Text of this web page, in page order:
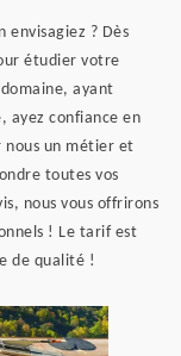
envisagiez ? Dès
étudier votre
ayant
ayez confiance en
un métier et
toutes vos
nous vous offrirons
! Le tarif est
de qualité !